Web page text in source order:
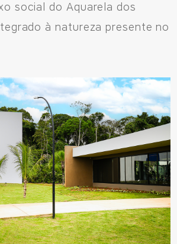
social do Aquarela dos
à natureza presente no